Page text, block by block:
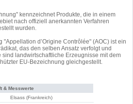
kennzeichnet Produkte, die in einem
nach offiziell anerkannten Verfahren
wurden.
"Appellation d’Origine Contrôlée" (AOC) ist ein
das den selben Ansatz verfolgt und
sind landwirtschaftliche Erzeugnisse mit dem
EU-Bezeichnung gleichgestellt.
& Messwerte
Elsass (Frankreich)